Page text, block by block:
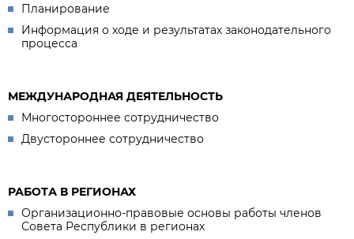
Планирование
Информация о ходе и результатах законодательного
процесса
МЕЖДУНАРОДНАЯ ДЕЯТЕЛЬНОСТЬ
Многостороннее сотрудничество
Двустороннее сотрудничество
РАБОТА В РЕГИОНАХ
Организационно-правовые основы работы членов
Совета Республики в регионах